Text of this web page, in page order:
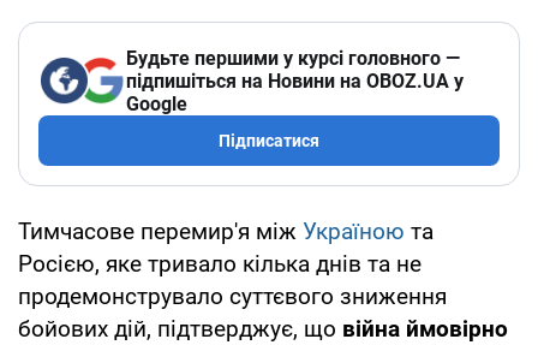
Будьте першими у курсі головного —
підпишіться на Новини на OBOZ.UA у
Google
Підписатися
Тимчасове перемир'я між Україною та
Росією, яке тривало кілька днів та не
продемонструвало суттєвого зниження
бойових дій, підтверджує, що війна ймовірно